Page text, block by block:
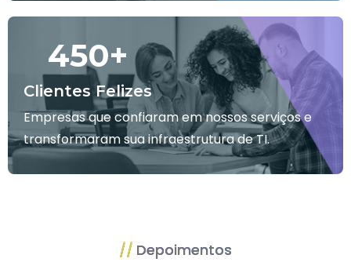
Clientes Felizes
450+
Empresas que confiaram em nossos serviços e
transformaram sua infraestrutura de TI.
Depoimentos